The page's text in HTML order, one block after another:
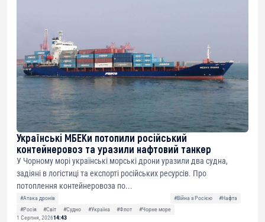
Українські МБЕКи потопили російський
контейнеровоз та уразили нафтовий танкер
У Чорному морі українські морські дрони уразили два судна,
задіяні в логістиці та експорті російських ресурсів. Про
потоплення контейнеровоза по...
#Атака дронів #Війна з Росією
#Нафта
#Росія
#Світ #Судно #Україна #Флот
#Чорне море
1 Серпня, 202614:43